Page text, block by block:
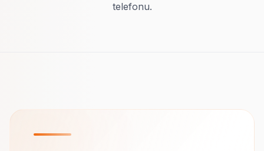
telefonu.